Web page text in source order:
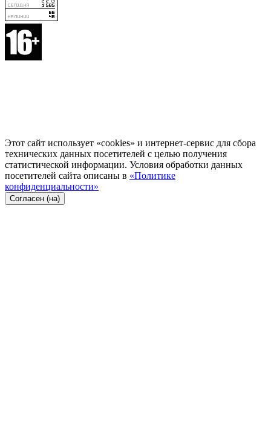
Этот сайт использует «cookies» и интернет-сервис для сбора
технических данных посетителей с целью получения
статистической информации. Условия обработки данных
посетителей сайта описаны в «Политике
конфиденциальности»
Согласен (на)